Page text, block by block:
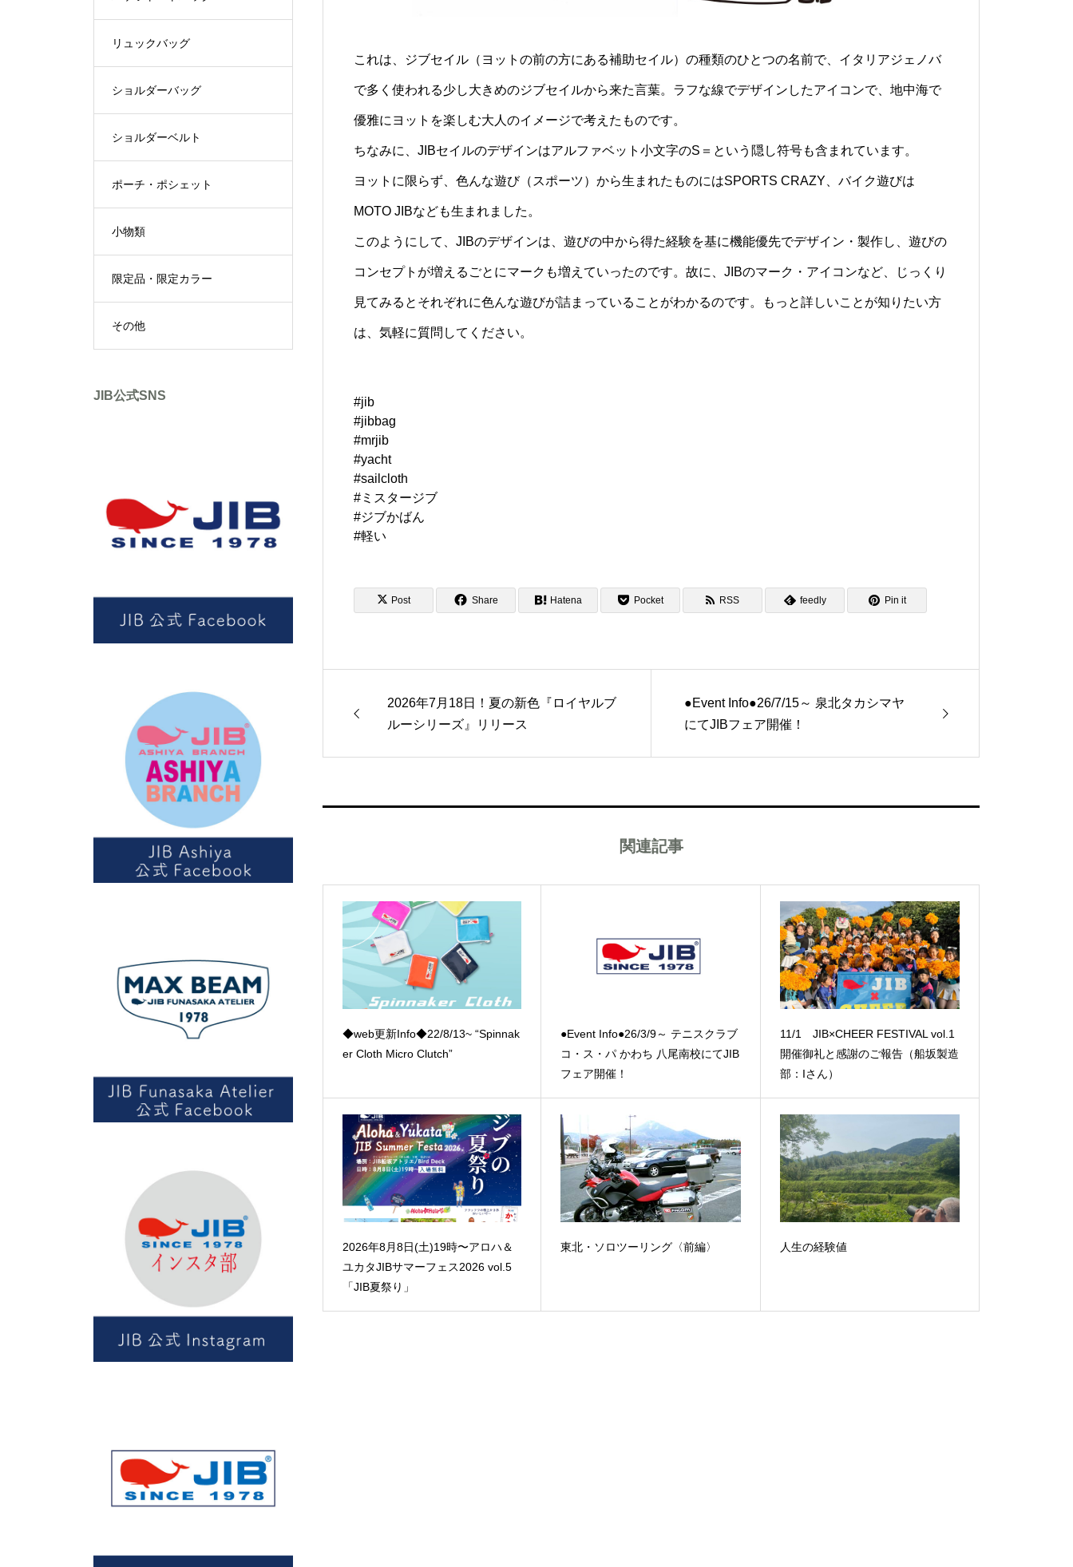
これは、ジブセイル（ヨットの前の方にある補助セイル）の種類のひとつの名前で、イタリアジェノバ
で多く使われる少し大きめのジブセイルから来た言葉。ラフな線でデザインしたアイコンで、地中海で
優雅にヨットを楽しむ大人のイメージで考えたものです。
ちなみに、JIBセイルのデザインはアルファベット小文字のS＝という隠し符号も含まれています。
ヨットに限らず、色んな遊び（スポーツ）から生まれたものにはSPORTS CRAZY、バイク遊びは
MOTO JIBなども生まれました。
このようにして、JIBのデザインは、遊びの中から得た経験を基に機能優先でデザイン・製作し、遊びの
コンセプトが増えるごとにマークも増えていったのです。故に、JIBのマーク・アイコンなど、じっくり
見てみるとそれぞれに色んな遊びが詰まっていることがわかるのです。もっと詳しいことが知りたい方
は、気軽に質問してください。
#jib
#jibbag
#mrjib
#yacht
#sailcloth
#ミスタージブ
#ジブかばん
#軽い
Post Share Hatena Pocket RSS feedly Pin it
2026年7月18日！夏の新色『ロイヤルブ
ルーシリーズ』リリース
●Event Info●26/7/15～ 泉北タカシマヤ
にてJIBフェア開催！
関連記事
◆web更新Info◆22/8/13~ “Spinnak
er Cloth Micro Clutch”
●Event Info●26/3/9～ テニスクラブ
コ・ス・パ かわち 八尾南校にてJIB
フェア開催！
11/1 JIB×CHEER FESTIVAL vol.1
開催御礼と感謝のご報告（船坂製造
部：Iさん）
2026年8月8日(土)19時〜アロハ＆
ユカタJIBサマーフェス2026 vol.5
「JIB夏祭り」
東北・ソロツーリング〈前編〉 人生の経験値
リュックバッグ
ショルダーバッグ
ショルダーベルト
ポーチ・ポシェット
小物類
限定品・限定カラー
その他
JIB公式SNS